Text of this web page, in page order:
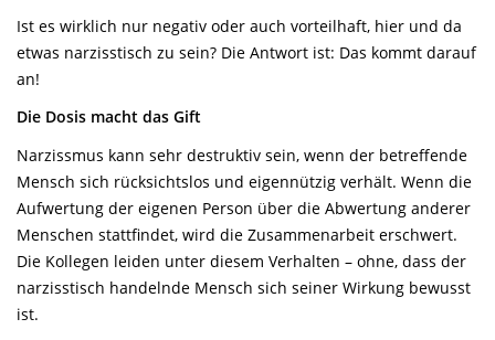
Ist es wirklich nur negativ oder auch vorteilhaft, hier und da
etwas narzisstisch zu sein? Die Antwort ist: Das kommt darauf
an!
Die Dosis macht das Gift
Narzissmus kann sehr destruktiv sein, wenn der betreffende
Mensch sich rücksichtslos und eigennützig verhält. Wenn die
Aufwertung der eigenen Person über die Abwertung anderer
Menschen stattfindet, wird die Zusammenarbeit erschwert.
Die Kollegen leiden unter diesem Verhalten – ohne, dass der
narzisstisch handelnde Mensch sich seiner Wirkung bewusst
ist.